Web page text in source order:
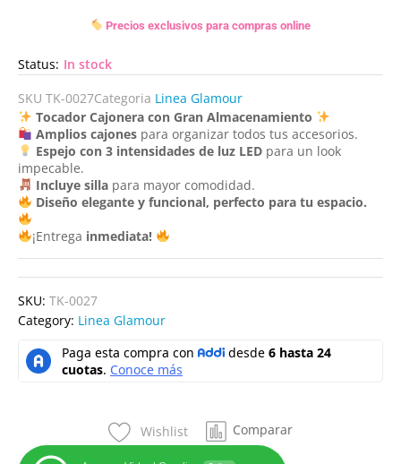
Precios exclusivos para compras online
Status: In stock
SKU TK-0027Categoria Linea Glamour
Tocador Cajonera con Gran Almacenamiento
Amplios cajonespara organizar todos tus accesorios.
Espejo con 3 intensidades de luz LEDpara un look
impecable.
Incluye sillapara mayor comodidad.
Diseño elegante y funcional, perfecto para tu espacio.
¡Entrega inmediata!
SKU: TK-0027
Category: Linea Glamour
Wishlist Comparar